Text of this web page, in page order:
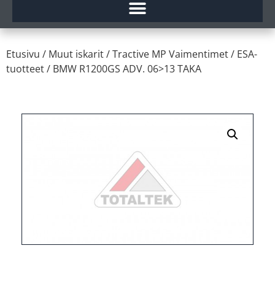
Etusivu / Muut iskarit/Tractive MP Vaimentimet/ ESA-
tuotteet/ BMW R1200GS ADV. 06>13 TAKA